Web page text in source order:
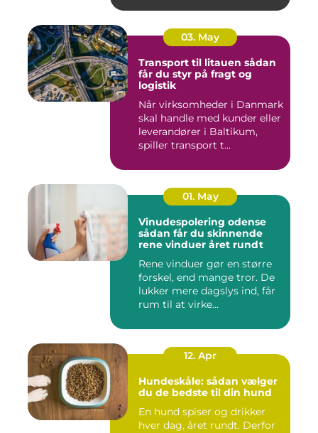
03. May
Transport til litauen sådan
får du styr på fragt og
logistik
Når virksomheder i Danmark
skal handle med kunder eller
leverandører i Baltikum,
spiller transport t...
01. May
Vinudespolering odense
sådan får du skinnende
rene vinduer året rundt
Rene vinduer gør en større
forskel, end mange tror. De
lukker mere dagslys ind, får
rum til at virke...
12. Apr
Hundeskåle: sådan vælger
du de bedste til din hund
En hund spiser og drikker
hver dag, året rundt. Derfor